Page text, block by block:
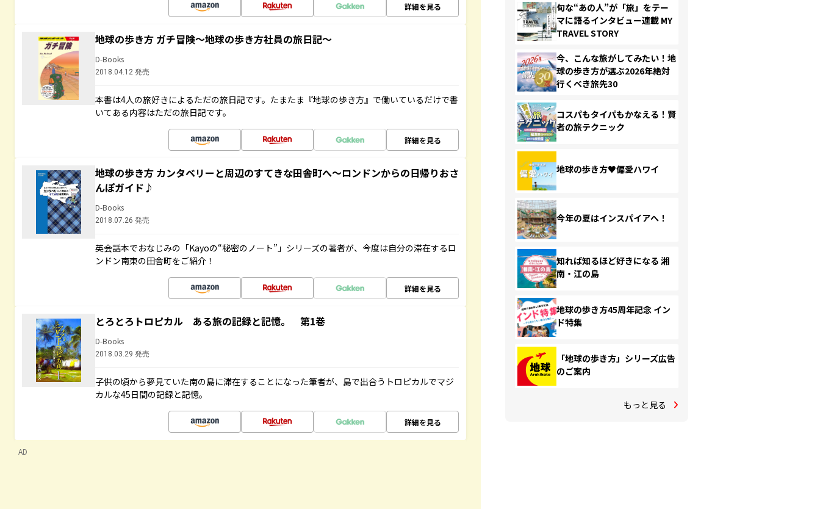
詳細を見る
地球の歩き方 ガチ冒険～地球の歩き方社員の旅日記～
D-Books
2018.04.12 発売
本書は4人の旅好きによるただの旅日記です。たまたま『地球の歩き方』で働いているだけで書
いてある内容はただの旅日記です。
詳細を見る
地球の歩き方 カンタベリーと周辺のすてきな田舎町へ～ロンドンからの日帰りおさ
んぽガイド♪
D-Books
2018.07.26 発売
英会話本でおなじみの「Kayoの“秘密のノート”」シリーズの著者が、今度は自分の滞在するロ
ンドン南東の田舎町をご紹介！
詳細を見る
とろとろトロピカル ある旅の記録と記憶。 第1巻
D-Books
2018.03.29 発売
子供の頃から夢見ていた南の島に滞在することになった筆者が、島で出合うトロピカルでマジ
カルな45日間の記録と記憶。
詳細を見る
AD
旬な“あの人”が「旅」をテー
マに語るインタビュー連載 MY
TRAVEL STORY
今、こんな旅がしてみたい！地
球の歩き方が選ぶ2026年絶対
行くべき旅先30
コスパもタイパもかなえる！賢
者の旅テクニック
地球の歩き方♥偏愛ハワイ
今年の夏はインスパイアへ！
知れば知るほど好きになる 湘
南・江の島
地球の歩き方45周年記念 イン
ド特集
「地球の歩き方」シリーズ広告
のご案内
もっと見る